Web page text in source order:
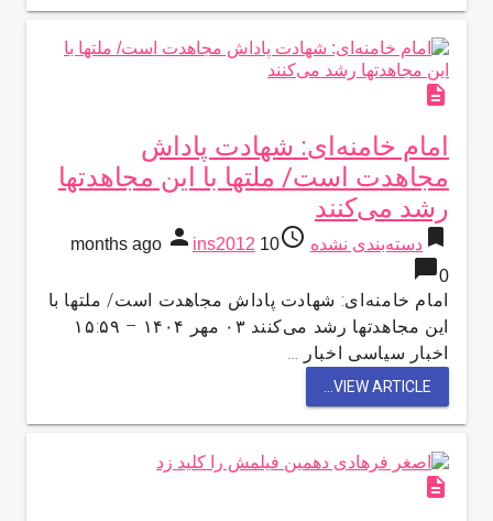
description
امام خامنه‌ای: شهادت پاداش
مجاهدت است/ ملتها با این مجاهدتها
رشد می‌کنند
bookmark دسته‌بندی نشده access_time
10 months ago
person ins2012
chat_bubble0
امام خامنه‌ای: شهادت پاداش مجاهدت است/ ملتها با
این مجاهدتها رشد می‌کنند ۰۳ مهر ۱۴۰۴ – ۱۵:۵۹
اخبار سیاسی اخبار …
VIEW ARTICLE...
description